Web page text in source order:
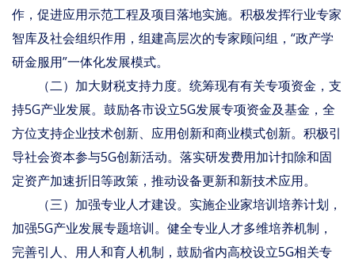
作，促进应用示范工程及项目落地实施。积极发挥行业专家
智库及社会组织作用，组建高层次的专家顾问组，“政产学
研金服用”一体化发展模式。
（二）加大财税支持力度。统筹现有有关专项资金，支
持5G产业发展。鼓励各市设立5G发展专项资金及基金，全
方位支持企业技术创新、应用创新和商业模式创新。积极引
导社会资本参与5G创新活动。落实研发费用加计扣除和固
定资产加速折旧等政策，推动设备更新和新技术应用。
（三）加强专业人才建设。实施企业家培训培养计划，
加强5G产业发展专题培训。健全专业人才多维培养机制，
完善引人、用人和育人机制，鼓励省内高校设立5G相关专